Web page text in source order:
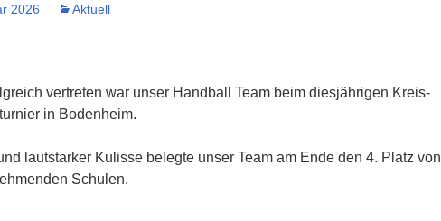
2026 Aktuell
vertreten war unser Handball Team beim diesjährigen Kreis-
in Bodenheim.
lautstarker Kulisse belegte unser Team am Ende den 4. Platz von
Schulen.